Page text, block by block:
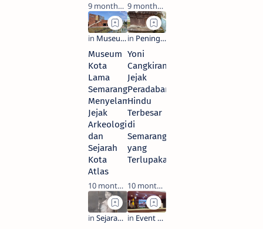
9 months ago 9 months ago
Museum
Kota
Lama
Semarang:
Menyelami
Jejak
Arkeologi
dan
Sejarah
Kota
Atlas
10 months ago
Yoni
Cangkiran:
Jejak
Peradaban
Hindu
Terbesar
di
Semarang
yang
Terlupakan
10 months ago